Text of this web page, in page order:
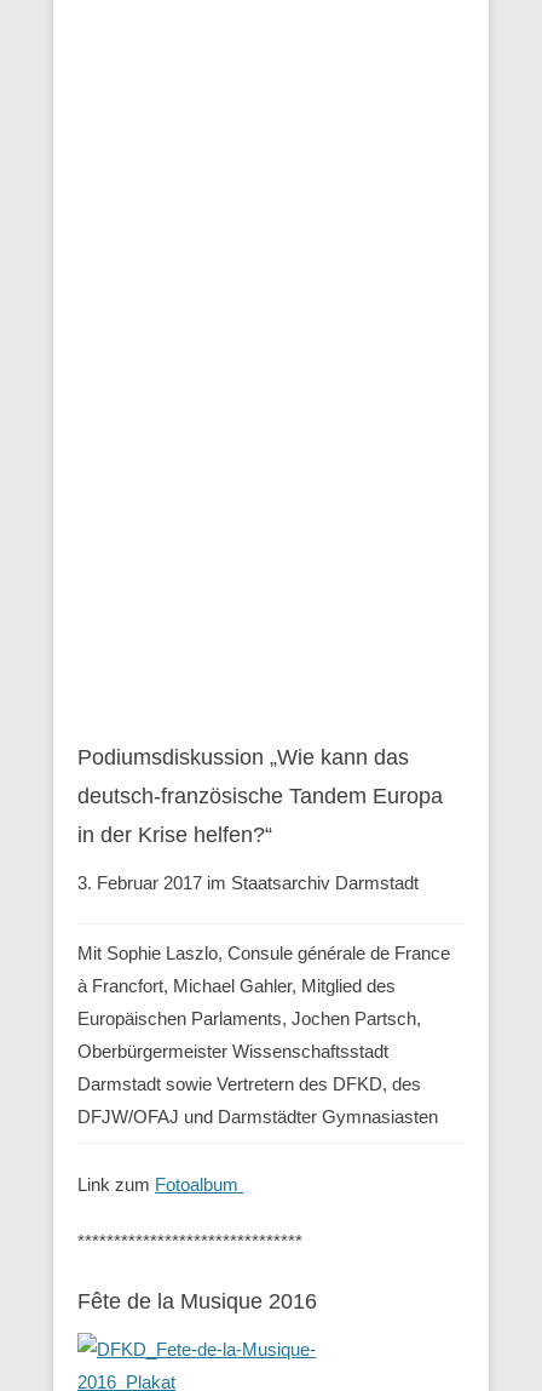
Podiumsdiskussion „Wie kann das
deutsch-französische Tandem Europa
in der Krise helfen?“
3. Februar 2017 im Staatsarchiv Darmstadt
Mit Sophie Laszlo, Consule générale de France
à Francfort, Michael Gahler, Mitglied des
Europäischen Parlaments, Jochen Partsch,
Oberbürgermeister Wissenschaftsstadt
Darmstadt sowie Vertretern des DFKD, des
DFJW/OFAJ und Darmstädter Gymnasiasten
Link zum Fotoalbum
*******************************
Fête de la Musique 2016